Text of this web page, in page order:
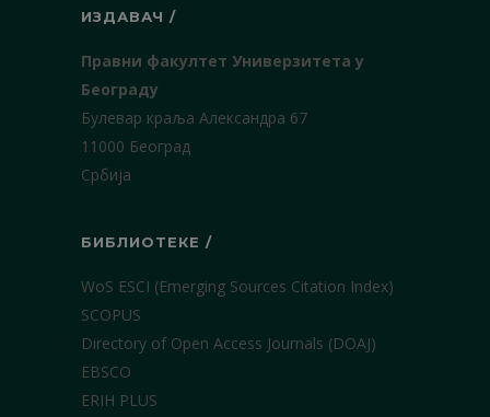
ИЗДАВАЧ /
Правни факултет Универзитета у
Београду
Булевар краља Александра 67
11000 Београд
Србија
БИБЛИОТЕКЕ /
WoS ESCI (Emerging Sources Citation Index)
SCOPUS
Directory of Open Access Journals (DOAJ)
EBSCO
ERIH PLUS